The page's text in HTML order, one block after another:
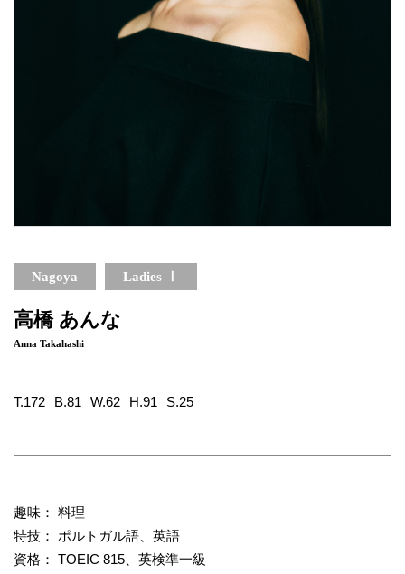
Nagoya Ladies Ⅰ
高橋 あんな
Anna Takahashi
T.172 B.81 W.62 H.91 S.25
趣味： 料理
特技： ポルトガル語、英語
資格： TOEIC 815、英検準一級